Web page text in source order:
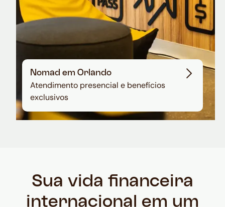
Nomad em Orlando
Atendimento presencial e benefícios
exclusivos
Sua vida financeira
internacional em um